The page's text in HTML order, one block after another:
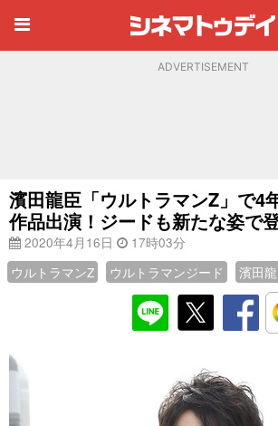
ADVERTISEMENT
濱田龍臣「ウルトラマンZ」で4
作品出演！ジードも新たな姿で
2020年4月16日
17時03分
ウルトラマンZ
ウルトラマンジード 濱田